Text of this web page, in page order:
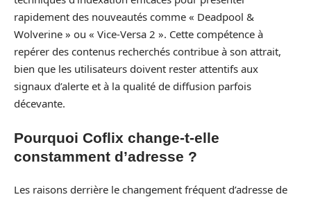
rapidement des nouveautés comme « Deadpool &
Wolverine » ou « Vice-Versa 2 ». Cette compétence à
repérer des contenus recherchés contribue à son attrait,
bien que les utilisateurs doivent rester attentifs aux
signaux d’alerte et à la qualité de diffusion parfois
décevante.
Pourquoi Coflix change-t-elle
constamment d’adresse ?
Les raisons derrière le changement fréquent d’adresse de